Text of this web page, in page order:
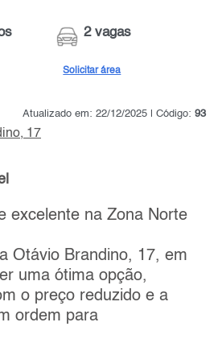
2 vagas
Solicitar área
Atualizado em: 22/12/2025 | Código: 93
17
excelente na Zona Norte
Otávio Brandino, 17, em
uma ótima opção,
o preço reduzido e a
ordem para